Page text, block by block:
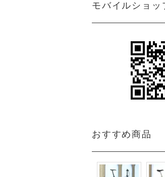
モバイルショッ
おすすめ商品